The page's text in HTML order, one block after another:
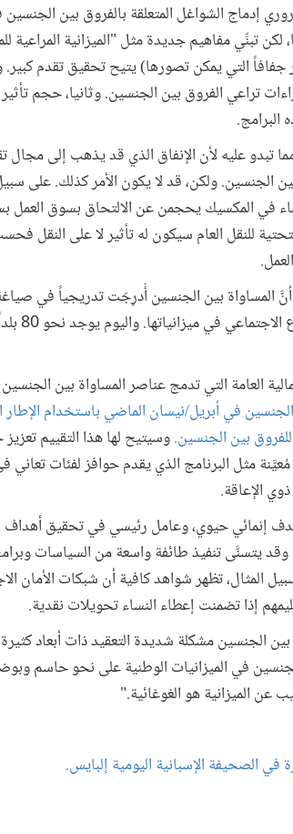
إدماج الشواغل المتعلقة بالفروق بين
تبنِّي مفاهيم جديدة مثل "الميزانية المراعية
التي يمكن تصورها) يتيح تحقيق تقدم كبير.
تراعي الفروق بين الجنسين. وثانيا، حجم
عليه لأن الإنفاق الذي قد يذهب إلى مجال
الجنسين. ولكن، قد لا يكون الأمر كذلك. على
في المكسيك يحجمن عن الالتحاق بسوق العمل
للنقل العام سيكون له تأثير لا على النقل
بلداً
العامة التي تدمج عناصر المساواة بين
في أبريل/نيسان الماضي باستخدام الإطار
للفروق بين الجنسين.وسيتيح لها هذا التقييم
مُعيَّنة مثل البرنامج الذي يقدم حوافز لفئات
الإعاقة.
إنمائي حيوي، وعامل رئيسي في تحقيق أهداف
وقد يتسنَّى تنفيذ طائفة واسعة من السياسات
المثال، تظهر شواهد كافية أن شبكات الأمان
إذا تضمنت إعطاء النساء تحويلات نقدية.
الجنسين مشكلة شديدة التعقيد ذات أبعاد
في الميزانيات الوطنية على نحو حاسم
عن الميزانية هو الغوغائية."
الصحيفة الإسبانية اليومية إلبايس.